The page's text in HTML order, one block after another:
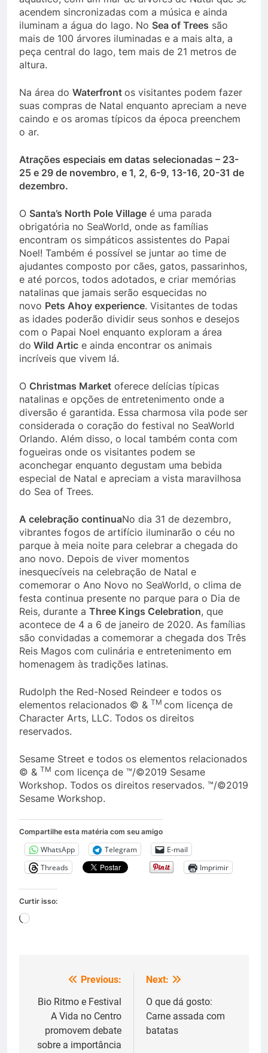
acendem sincronizadas com a música e ainda
iluminam a água do lago. No Sea of Trees são
mais de 100 árvores iluminadas e a mais alta, a
peça central do lago, tem mais de 21 metros de
altura.
Na área do Waterfront os visitantes podem fazer
suas compras de Natal enquanto apreciam a neve
caindo e os aromas típicos da época preenchem
o ar.
Atrações especiais em datas selecionadas – 23-
25 e 29 de novembro, e 1, 2, 6-9, 13-16, 20-31 de
dezembro.
O Santa’s North Pole Village é uma parada
obrigatória no SeaWorld, onde as famílias
encontram os simpáticos assistentes do Papai
Noel! Também é possível se juntar ao time de
ajudantes composto por cães, gatos, passarinhos,
e até porcos, todos adotados, e criar memórias
natalinas que jamais serão esquecidas no
novo Pets Ahoy experience. Visitantes de todas
as idades poderão dividir seus sonhos e desejos
com o Papai Noel enquanto exploram a área
do Wild Artic e ainda encontrar os animais
incríveis que vivem lá.
O Christmas Market oferece delícias típicas
natalinas e opções de entretenimento onde a
diversão é garantida. Essa charmosa vila pode ser
considerada o coração do festival no SeaWorld
Orlando. Além disso, o local também conta com
fogueiras onde os visitantes podem se
aconchegar enquanto degustam uma bebida
especial de Natal e apreciam a vista maravilhosa
do Sea of Trees.
A celebração continuaNo dia 31 de dezembro,
vibrantes fogos de artifício iluminarão o céu no
parque à meia noite para celebrar a chegada do
ano novo. Depois de viver momentos
inesquecíveis na celebração de Natal e
comemorar o Ano Novo no SeaWorld, o clima de
festa continua presente no parque para o Dia de
Reis, durante a Three Kings Celebration, que
acontece de 4 a 6 de janeiro de 2020. As famílias
são convidadas a comemorar a chegada dos Três
Reis Magos com culinária e entretenimento em
homenagem às tradições latinas.
Rudolph the Red-Nosed Reindeer e todos os
elementos relacionados © & TM com licença de
Character Arts, LLC. Todos os direitos
reservados.
Sesame Street e todos os elementos relacionados
© & TM com licença de ™/©2019 Sesame
Workshop. Todos os direitos reservados. ™/©2019
Sesame Workshop.
Compartilhe esta matéria com seu amigo
WhatsApp Telegram
E-mail
Threads
Imprimir
Curtir isso:
Carregando...
Navegação
de
Post
Previous:
Bio Ritmo e Festival
A Vida no Centro
promovem debate
sobre a importância
Next:
O que dá gosto:
Carne assada com
batatas